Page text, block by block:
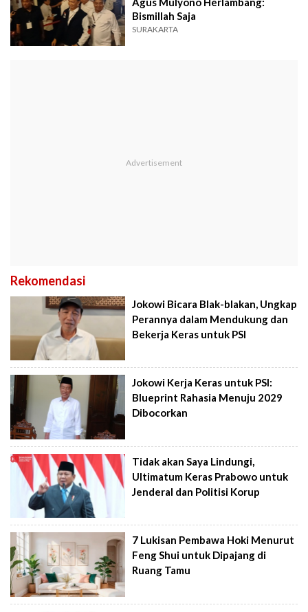
Bismillah Saja
SURAKARTA
Rekomendasi
Jokowi Bicara Blak-blakan, Ungkap
Perannya dalam Mendukung dan
Bekerja Keras untuk PSI
Jokowi Kerja Keras untuk PSI:
Blueprint Rahasia Menuju 2029
Dibocorkan
Tidak akan Saya Lindungi,
Ultimatum Keras Prabowo untuk
Jenderal dan Politisi Korup
7 Lukisan Pembawa Hoki Menurut
Feng Shui untuk Dipajang di
Ruang Tamu